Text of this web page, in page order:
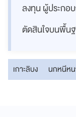
ลงทุน ผู้ประกอ
ตัดสินใจบนพื้นฐ
เกาะลิบง นกหนีห